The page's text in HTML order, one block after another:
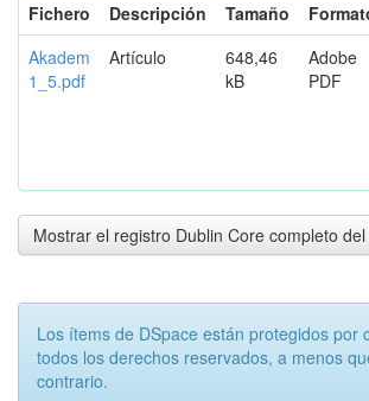
Fichero
Descripción Tamaño
Akadem
1_5.pdf
Artículo
648,46
kB
Adobe
PDF
Mostrar el registro Dublin Core completo
Los ítems de DSpace están protegidos por
todos los derechos reservados, a menos
contrario.